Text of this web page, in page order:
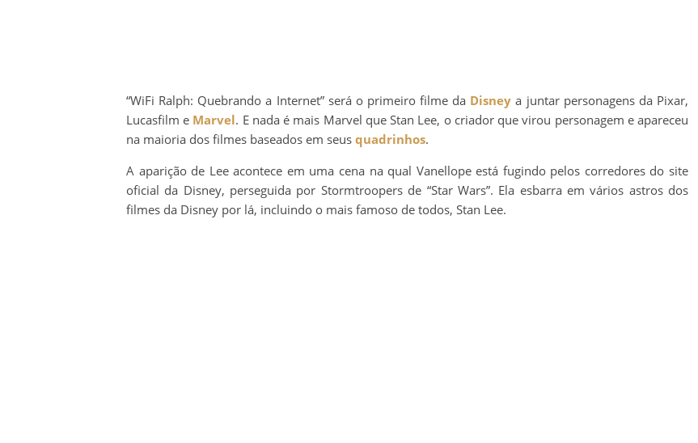
“WiFi Ralph: Quebrando a Internet” será o primeiro filme da Disney a juntar personagens da Pixar,
Lucasfilm e Marvel. E nada é mais Marvel que Stan Lee, o criador que virou personagem e apareceu
na maioria dos filmes baseados em seus quadrinhos.
A aparição de Lee acontece em uma cena na qual Vanellope está fugindo pelos corredores do site
oficial da Disney, perseguida por Stormtroopers de “Star Wars”. Ela esbarra em vários astros dos
filmes da Disney por lá, incluindo o mais famoso de todos, Stan Lee.